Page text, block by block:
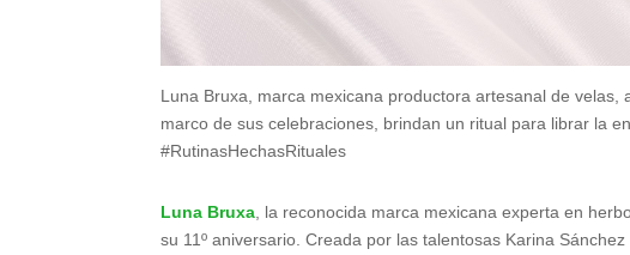
Luna Bruxa, marca mexicana productora artesanal de
marco de sus celebraciones, brindan un ritual para librar la
#RutinasHechasRituales
Luna Bruxa , la reconocida marca mexicana experta en
su 11º aniversario. Creada por las talentosas Karina